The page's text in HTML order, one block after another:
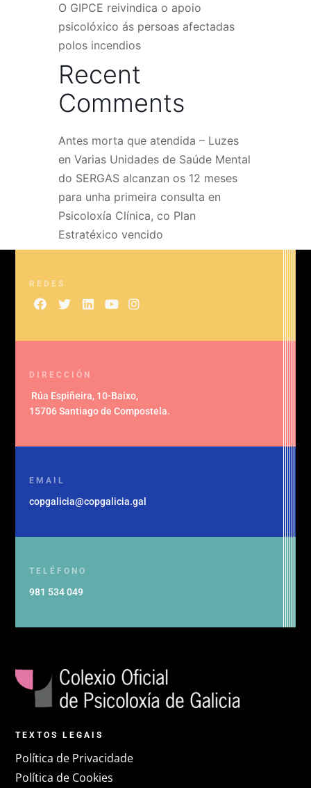
O GIPCE reivindica o apoio
psicolóxico ás persoas afectadas
polos incendios
Recent
Comments
Antes morta que atendida – Luzes
en Varias Unidades de Saúde Mental
do SERGAS alcanzan os 12 meses
para unha primeira consulta en
Psicoloxía Clínica, co Plan
Estratéxico vencido
REDES
DIRECCIÓN
Rúa Espiñeira, 10-Baixo,
15706 Santiago de Compostela.
EMAIL
copgalicia@copgalicia.gal
TELÉFONO
981 534 049
TEXTOS LEGAIS
Política de Privacidade
Política de Cookies